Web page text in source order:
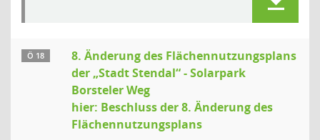
Ö 18
8. Änderung des Flächennutzungsplans
der „Stadt Stendal“ - Solarpark
Borsteler Weg
hier: Beschluss der 8. Änderung des
Flächennutzungsplans